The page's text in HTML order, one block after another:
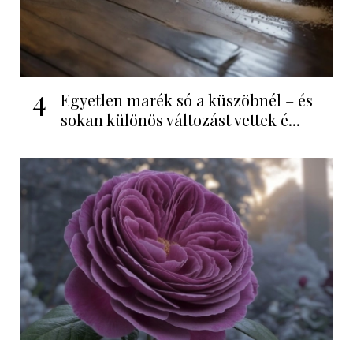
4
Egyetlen marék só a küszöbnél – és
sokan különös változást vettek é...